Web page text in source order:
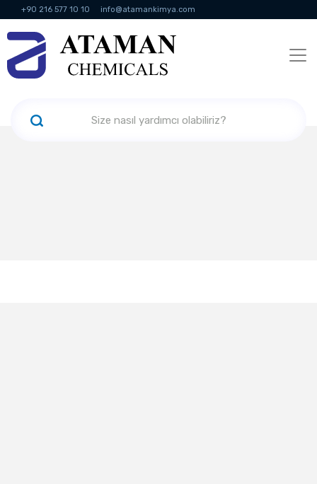
+90 216 577 10 10 info@atamankimya.com
KVKK Politikası Bilgi Toplumu Hizmetleri